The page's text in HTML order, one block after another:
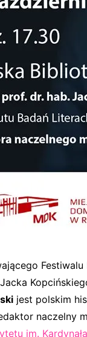
jest polskim
naczelny
im.